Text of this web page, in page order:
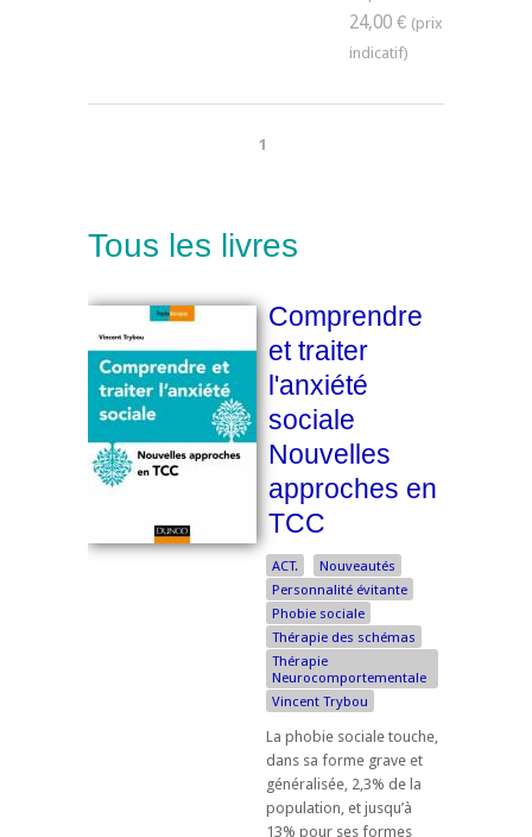
24,00 €
1
Tous les livres
Comprendre
et traiter
l'anxiété
sociale
Nouvelles
approches en
TCC
ACT.
Nouveautés
Personnalité évitante
Phobie sociale
Thérapie des schémas
Thérapie
Neurocomportementale
Vincent Trybou
La phobie sociale touche,
dans sa forme grave et
généralisée, 2,3% de la
population, et jusqu’à
13% pour ses formes